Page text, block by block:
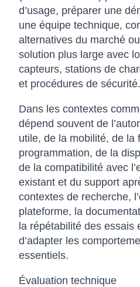
d’usage, préparer une
une équipe technique,
alternatives du marché
solution plus large avec
capteurs, stations de
et procédures de sécurité.
Dans les contextes
dépend souvent de
utile, de la mobilité, de la
programmation, de la
de la compatibilité avec
existant et du support
contextes de recherche,
plateforme, la
la répétabilité des essais
d’adapter les
essentiels.
Évaluation technique